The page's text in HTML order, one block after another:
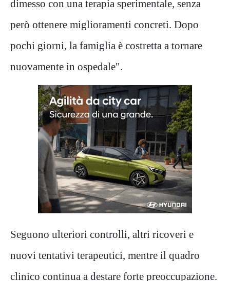
dimesso con una terapia sperimentale, senza
però ottenere miglioramenti concreti. Dopo
pochi giorni, la famiglia è costretta a tornare
nuovamente in ospedale".
Seguono ulteriori controlli, altri ricoveri e
nuovi tentativi terapeutici, mentre il quadro
clinico continua a destare forte preoccupazione.